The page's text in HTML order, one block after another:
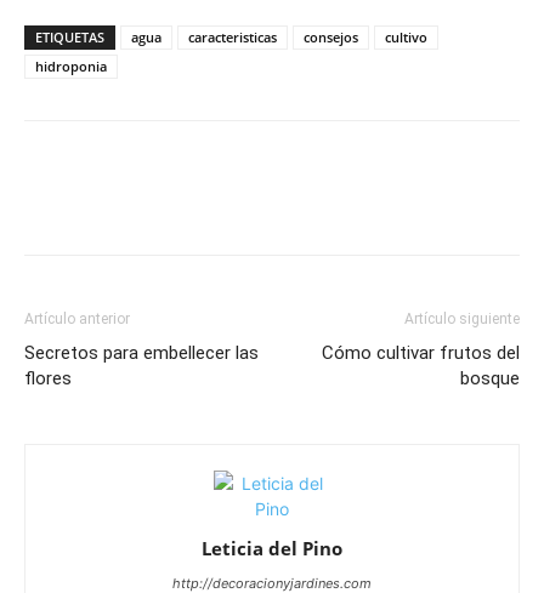
ETIQUETAS agua caracteristicas consejos
cultivo
hidroponia
Artículo anterior
Secretos para embellecer las
flores
Artículo siguiente
Cómo cultivar frutos del
bosque
Leticia del Pino
http://decoracionyjardines.com